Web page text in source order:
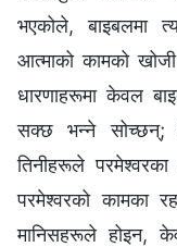
भएकोले, बाइबलमा
आत्माको कामको
धारणाहरूमा केवल
सक्छ भन्‍ने सोच्छन्;
तिनीहरूले
परमेश्‍वरको
मानिसहरूले होइन,